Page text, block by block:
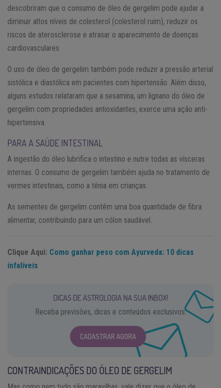
descobriram que o consumo de óleo de gergelim pode ajudar a
diminuir altos níveis de colesterol (colesterol ruim), reduzir os
riscos de aterosclerose e atrasar o aparecimento de doenças
cardiovasculares.
O uso de óleo de gergelim também pode reduzir a pressão arterial
sistólica e diastólica em pacientes com hipertensão. Além disso,
alguns estudos relataram que a sesamina, um lignano do óleo de
gergelim com propriedades antioxidantes, exerce uma ação anti-
hipertensiva.
PARA A SAÚDE INTESTINAL
A ingestão do óleo lubrifica o intestino e nutre todas as vísceras
internas. O consumo de gergelim também ajuda no tratamento de
vermes intestinais, como a tênia em crianças.
As sementes de gergelim contêm uma boa quantidade de fibra
alimentar, contribuindo para um cólon saudável.
Clique Aqui: Como ganhar peso com Ayurveda: 10 dicas
infalíveis
DICAS DE ASTROLOGIA NA SUA INBOX!
Receba previsões, dicas e conteúdos exclusivos.
CADASTRAR AGORA
CONTRAINDICAÇÕES DO ÓLEO DE GERGELIM